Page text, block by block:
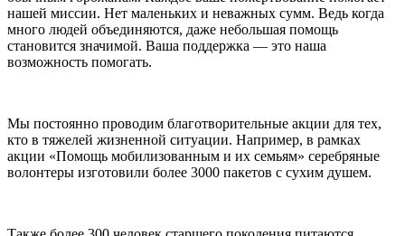
нашей миссии. Нет маленьких и неважных сумм. Ведь когда
много людей объединяются, даже небольшая помощь
становится значимой. Ваша поддержка — это наша
возможность помогать.
Мы постоянно проводим благотворительные акции для тех,
кто в тяжелей жизненной ситуации. Например, в рамках
акции «Помощь мобилизованным и их семьям» серебряные
волонтеры изготовили более 3000 пакетов с сухим душем.